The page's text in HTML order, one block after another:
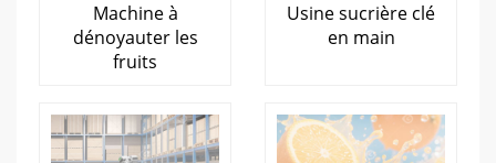
Machine à
dénoyauter les
fruits
Usine sucrière clé
en main